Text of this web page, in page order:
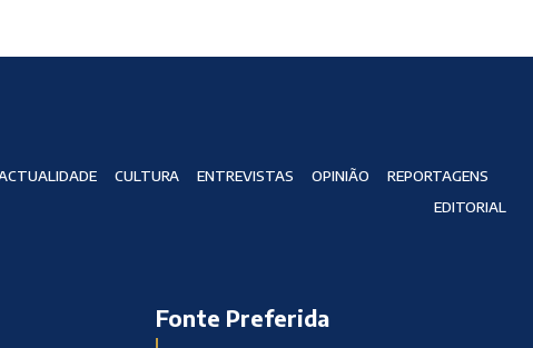
CULTURA ENTREVISTAS OPINIÃO
REPORTAGENS
EDITORIAL
Fonte Preferida